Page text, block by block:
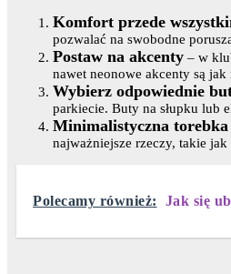
Komfort przede
pozwalać na swobodne
Postaw na akcenty – w
nawet neonowe akcenty są
Wybierz odpowiednie
parkiecie. Buty na słupku lub
Minimalistyczna torebka
najważniejsze rzeczy, takie
Polecamy również: Jak się